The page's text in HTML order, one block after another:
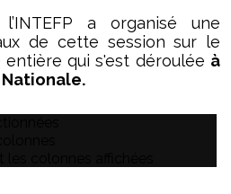
l’INTEFP a organisé une
de cette session sur le
entière qui s'est déroulée à
Nationale.